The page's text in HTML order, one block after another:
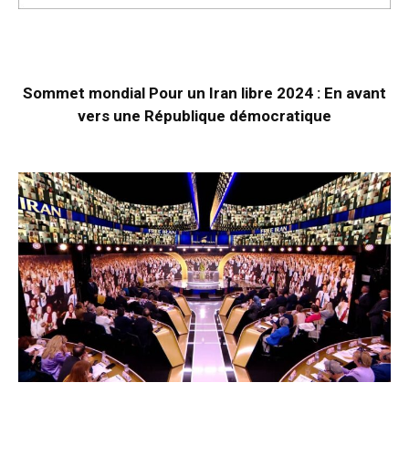
Sommet mondial Pour un Iran libre 2024 : En avant
vers une République démocratique